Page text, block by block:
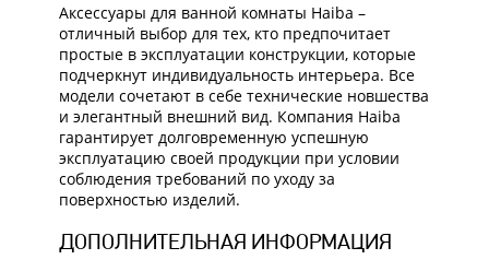
Аксессуары для ванной комнаты Haiba –
отличный выбор для тех, кто предпочитает
простые в эксплуатации конструкции, которые
подчеркнут индивидуальность интерьера. Все
модели сочетают в себе технические новшества
и элегантный внешний вид. Компания Haiba
гарантирует долговременную успешную
эксплуатацию своей продукции при условии
соблюдения требований по уходу за
поверхностью изделий.
ДОПОЛНИТЕЛЬНАЯ ИНФОРМАЦИЯ